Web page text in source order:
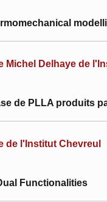
Michel Delhaye de
de PLLA produits
de l'Institut Chevreul
Functionalities